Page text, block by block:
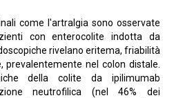
come l'artralgia sono osservate
con enterocolite indotta da
rivelano eritema, friabilità
prevalentemente nel colon distale.
della colite da ipilimumab
neutrofilica (nel 46% dei